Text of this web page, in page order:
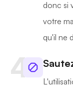
donc si
votre
qu'il ne